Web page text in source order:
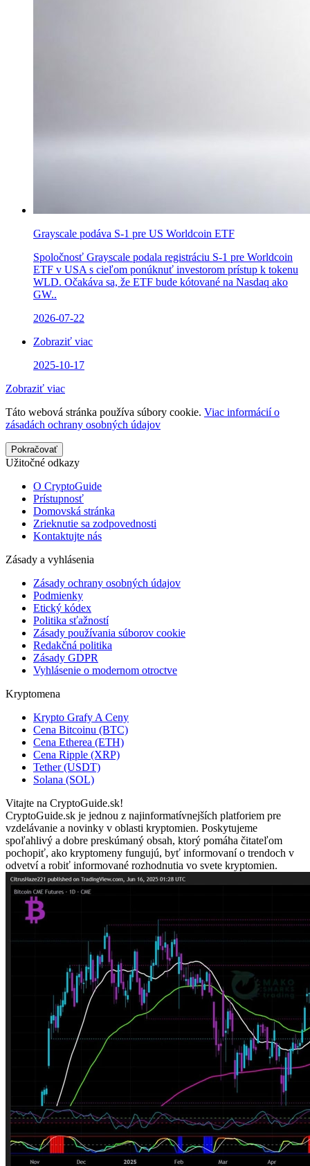
Grayscale podáva S-1 pre US Worldcoin ETF
Spoločnosť Grayscale podala registráciu S-1 pre Worldcoin
ETF v USA s cieľom ponúknuť investorom prístup k tokenu
WLD. Očakáva sa, že ETF bude kótované na Nasdaq ako
GW..
2026-07-22
Zobraziť viac
2025-10-17
Zobraziť viac
Táto webová stránka používa súbory cookie. Viac informácií o
zásadách ochrany osobných údajov
Pokračovať
Užitočné odkazy
O CryptoGuide
Prístupnosť
Domovská stránka
Zrieknutie sa zodpovednosti
Kontaktujte nás
Zásady a vyhlásenia
Zásady ochrany osobných údajov
Podmienky
Etický kódex
Politika sťažností
Zásady používania súborov cookie
Redakčná politika
Zásady GDPR
Vyhlásenie o modernom otroctve
Kryptomena
Krypto Grafy A Ceny
Cena Bitcoinu (BTC)
Cena Etherea (ETH)
Cena Ripple (XRP)
Tether (USDT)
Solana (SOL)
Vitajte na CryptoGuide.sk!
CryptoGuide.sk je jednou z najinformatívnejších platforiem pre
vzdelávanie a novinky v oblasti kryptomien. Poskytujeme
spoľahlivý a dobre preskúmaný obsah, ktorý pomáha čitateľom
pochopiť, ako kryptomeny fungujú, byť informovaní o trendoch v
odvetví a robiť informované rozhodnutia vo svete kryptomien.